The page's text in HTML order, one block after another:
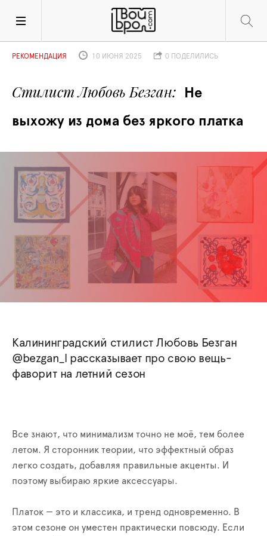
Стилист Любовь Безган
Не
выхожу из дома без яркого платка
РЕКОМЕНДАЦИЯ 10 ИЮНЯ 2025 0 ПОДЕЛИЛИСЬ
Калининградский стилист Любовь Безган
@bezgan_l рассказывает про свою вещь-
фаворит на летний сезон
Все знают, что минимализм точно не моё, тем более
летом. Я сторонник теории, что эффектный образ
легко создать, добавляя правильные акценты. И
поэтому выбираю яркие аксессуары.
Платок — это и классика, и тренд одновременно. В
этом сезоне он уместен практически повсюду. Если